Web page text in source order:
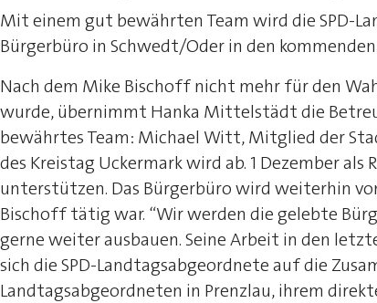
Mit einem gut bewährten Team wird die SPD-
Bürgerbüro in Schwedt/Oder in den
Nach dem Mike Bischoff nicht mehr für den
wurde, übernimmt Hanka Mittelstädt die
bewährtes Team: Michael Witt, Mitglied der
des Kreistag Uckermark wird ab. 1 Dezember
unterstützen. Das Bürgerbüro wird weiterhin
Bischoff tätig war. “Wir werden die gelebte
gerne weiter ausbauen. Seine Arbeit in den
sich die SPD-Landtagsabgeordnete auf die
Landtagsabgeordneten in Prenzlau, ihrem